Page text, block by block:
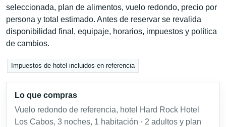
seleccionada, plan de alimentos, vuelo redondo, precio por
persona y total estimado. Antes de reservar se revalida
disponibilidad final, equipaje, horarios, impuestos y política
de cambios.
Impuestos de hotel incluidos en referencia
Lo que compras
Vuelo redondo de referencia, hotel Hard Rock Hotel
Los Cabos, 3 noches, 1 habitación · 2 adultos y plan